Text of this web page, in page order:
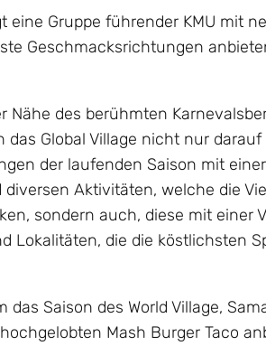
eine Gruppe führender KMU mit
Geschmacksrichtungen
Nähe des berühmten
Global Village nicht nur
der laufenden Saison mit
Aktivitäten, welche die
sondern auch, diese mit einer
Lokalitäten, die die köstlichsten
Saison des World Village,
Mash Burger Taco